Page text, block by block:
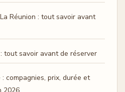
Réunion : tout savoir avant
tout savoir avant de réserver
compagnies, prix, durée et